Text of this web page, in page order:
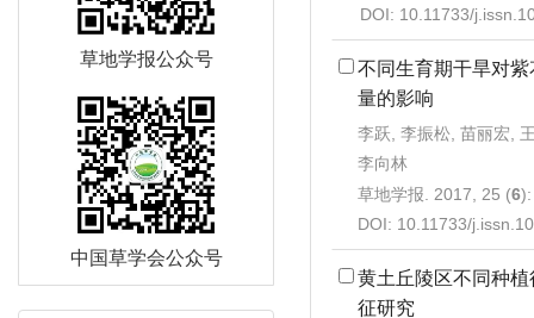
DOI: 10.11733/
不同生育期干旱对
量的影响
李跃, 李振松, 苗丽宏,
李向林
草地学报. 2017, 25 (6
DOI: 10.11733/
黄土丘陵区不同种
征研究
草地学报公众号
中国草学会公众号